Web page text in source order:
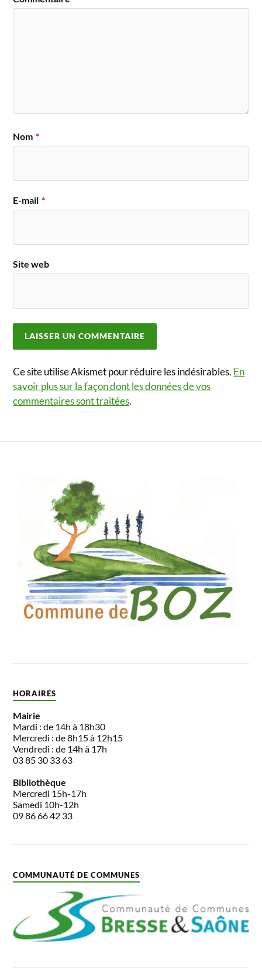
Nom *
E-mail *
Site web
Ce site utilise Akismet pour réduire les indésirables. En
savoir plus sur la façon dont les données de vos
commentaires sont traitées.
HORAIRES
Mairie
Mardi : de 14h à 18h30
Mercredi : de 8h15 à 12h15
Vendredi : de 14h à 17h
03 85 30 33 63
Bibliothèque
Mercredi 15h-17h
Samedi 10h-12h
09 86 66 42 33
COMMUNAUTÉ DE COMMUNES